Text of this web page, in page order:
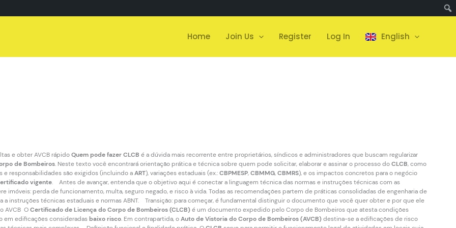
Home Join Us Register Log In English
e obter AVCB rápidoQuem pode fazer CLCB é a dúvida mais recorrente entre proprietários, síndicos e administradores que buscam regularizar
de Bombeiros. Neste texto você encontrará orientação prática e técnica sobre quem pode solicitar, elaborar e assinar o processo doCLCB, como
e responsabilidades são exigidos (incluindo aART), variações estaduais (ex.:CBPMESP,CBMMG,CBMRS), e os impactos concretos para o negócio
vigente. Antes de avançar, entenda que o objetivo aqui é conectar a linguagem técnica das normas e instruções técnicas com as
imóveis: perda de funcionamento, multa, seguro negado, e risco à vida. Todas as recomendações partem de práticas consolidadas de engenharia de
a instruções técnicas estaduais e normas ABNT. Transição: para começar, é fundamental distinguir o documento que você quer obter e por que ele
AVCB OCertificado de Licença do Corpo de Bombeiros (CLCB)é um documento expedido pelo Corpo de Bombeiros que atesta condições
em edificações consideradasbaixo risco. Em contrapartida, oAuto de Vistoria do Corpo de Bombeiros (AVCB)destina-se a edificações de risco